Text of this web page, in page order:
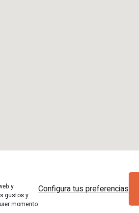
y
gustos y
momento
Configura tus preferencias